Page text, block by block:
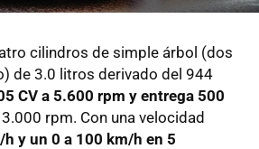
cilindros de simple árbol (dos
de 3.0 litros derivado del 944
CV a 5.600 rpm y entrega 500
rpm. Con una velocidad
y un 0 a 100 km/h en 5